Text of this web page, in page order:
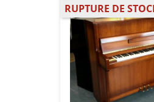
RUPTURE DE